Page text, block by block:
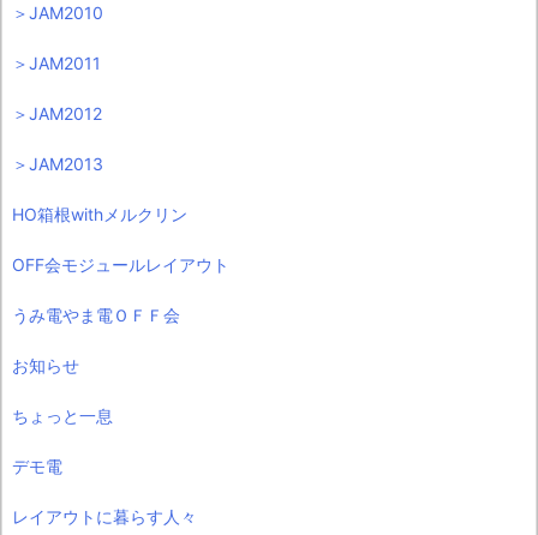
＞JAM2010
＞JAM2011
＞JAM2012
＞JAM2013
HO箱根withメルクリン
OFF会モジュールレイアウト
うみ電やま電ＯＦＦ会
お知らせ
ちょっと一息
デモ電
レイアウトに暮らす人々